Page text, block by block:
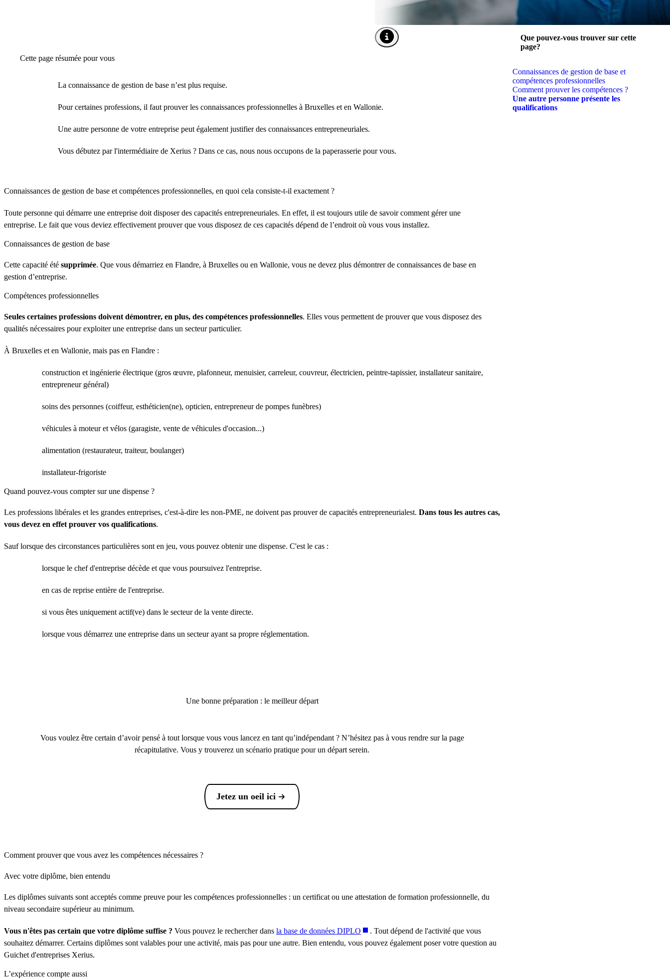
Ouvrir l'info-bulle de l'image
Cette page résumée pour vous
La connaissance de gestion de base n’est plus requise.
Pour certaines professions, il faut prouver les connaissances professionnelles à Bruxelles et en Wallonie.
Une autre personne de votre entreprise peut également justifier des connaissances entrepreneuriales.
Vous débutez par l'intermédiaire de Xerius ? Dans ce cas, nous nous occupons de la paperasserie pour vous.
Connaissances de gestion de base et compétences professionnelles, en quoi cela consiste-t-il exactement ?
Toute personne qui démarre une entreprise doit disposer des capacités entrepreneuriales. En effet, il est toujours utile de savoir comment gérer une
entreprise. Le fait que vous deviez effectivement prouver que vous disposez de ces capacités dépend de l’endroit où vous vous installez.
Connaissances de gestion de base
Cette capacité été supprimée. Que vous démarriez en Flandre, à Bruxelles ou en Wallonie, vous ne devez plus démontrer de connaissances de base en
gestion d’entreprise.
Compétences professionnelles
Seules certaines professions doivent démontrer, en plus, des compétences professionnelles. Elles vous permettent de prouver que vous disposez des
qualités nécessaires pour exploiter une entreprise dans un secteur particulier.
À Bruxelles et en Wallonie, mais pas en Flandre :
construction et ingénierie électrique (gros œuvre, plafonneur, menuisier, carreleur, couvreur, électricien, peintre-tapissier, installateur sanitaire,
entrepreneur général)
soins des personnes (coiffeur, esthéticien(ne), opticien, entrepreneur de pompes funèbres)
véhicules à moteur et vélos (garagiste, vente de véhicules d'occasion...)
alimentation (restaurateur, traiteur, boulanger)
installateur-frigoriste
Quand pouvez-vous compter sur une dispense ?
Les professions libérales et les grandes entreprises, c'est-à-dire les non-PME, ne doivent pas prouver de capacités entrepreneurialest. Dans tous les autres cas,
vous devez en effet prouver vos qualifications.
Sauf lorsque des circonstances particulières sont en jeu, vous pouvez obtenir une dispense. C'est le cas :
lorsque le chef d'entreprise décède et que vous poursuivez l'entreprise.
en cas de reprise entière de l'entreprise.
si vous êtes uniquement actif(ve) dans le secteur de la vente directe.
lorsque vous démarrez une entreprise dans un secteur ayant sa propre réglementation.
Une bonne préparation : le meilleur départ
Vous voulez être certain d’avoir pensé à tout lorsque vous vous lancez en tant qu’indépendant ? N’hésitez pas à vous rendre sur la page
récapitulative. Vous y trouverez un scénario pratique pour un départ serein.
Jetez un oeil ici
Comment prouver que vous avez les compétences nécessaires ?
Avec votre diplôme, bien entendu
Les diplômes suivants sont acceptés comme preuve pour les compétences professionnelles : un certificat ou une attestation de formation professionnelle, du
niveau secondaire supérieur au minimum.
Vous n'êtes pas certain que votre diplôme suffise ? Vous pouvez le rechercher dans la base de données DIPLO
. Tout dépend de l'activité que vous
souhaitez démarrer. Certains diplômes sont valables pour une activité, mais pas pour une autre. Bien entendu, vous pouvez également poser votre question au
Guichet d'entreprises Xerius.
L’expérience compte aussi
Que pouvez-vous trouver sur cette
page?
Connaissances de gestion de base et
compétences professionnelles
Comment prouver les compétences ?
Une autre personne présente les
qualifications